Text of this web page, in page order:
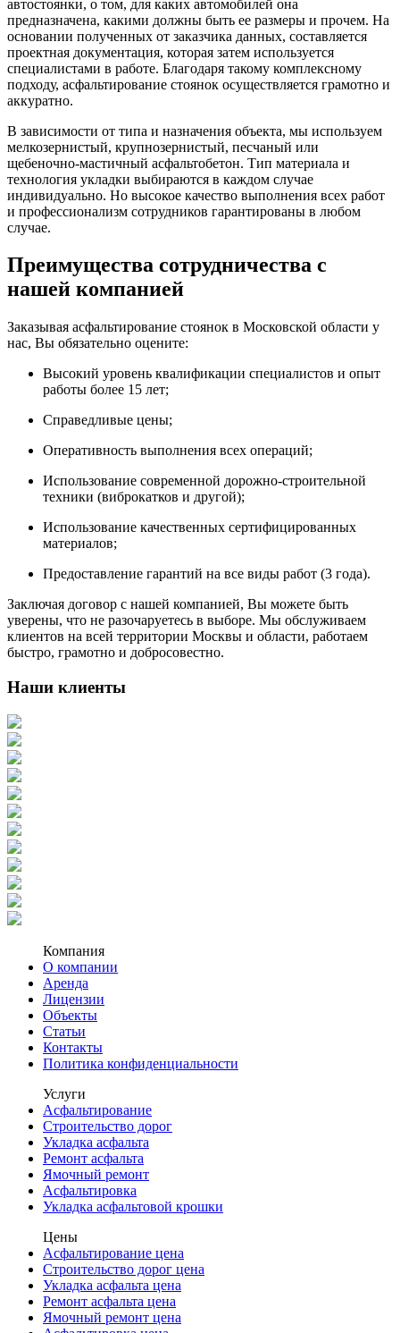
автостоянки, о том, для каких автомобилей она
предназначена, какими должны быть ее размеры и прочем. На
основании полученных от заказчика данных, составляется
проектная документация, которая затем используется
специалистами в работе. Благодаря такому комплексному
подходу, асфальтирование стоянок осуществляется грамотно и
аккуратно.
В зависимости от типа и назначения объекта, мы используем
мелкозернистый, крупнозернистый, песчаный или
щебеночно-мастичный асфальтобетон. Тип материала и
технология укладки выбираются в каждом случае
индивидуально. Но высокое качество выполнения всех работ
и профессионализм сотрудников гарантированы в любом
случае.
Преимущества сотрудничества с
нашей компанией
Заказывая асфальтирование стоянок в Московской области у
нас, Вы обязательно оцените:
Высокий уровень квалификации специалистов и опыт
работы более 15 лет;
Справедливые цены;
Оперативность выполнения всех операций;
Использование современной дорожно-строительной
техники (виброкатков и другой);
Использование качественных сертифицированных
материалов;
Предоставление гарантий на все виды работ (3 года).
Заключая договор с нашей компанией, Вы можете быть
уверены, что не разочаруетесь в выборе. Мы обслуживаем
клиентов на всей территории Москвы и области, работаем
быстро, грамотно и добросовестно.
Наши клиенты
Компания
О компании
Аренда
Лицензии
Объекты
Статьи
Контакты
Политика конфиденциальности
Услуги
Асфальтирование
Строительство дорог
Укладка асфальта
Ремонт асфальта
Ямочный ремонт
Асфальтировка
Укладка асфальтовой крошки
Цены
Асфальтирование цена
Строительство дорог цена
Укладка асфальта цена
Ремонт асфальта цена
Ямочный ремонт цена